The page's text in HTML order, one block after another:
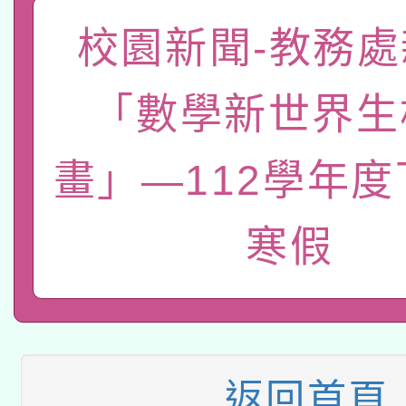
招)
本館辦理115年度閱讀
暨閱讀推動專業研習
科技賦能─人工智慧
礎課程
A3數位素養講師名單
「數位內容與教學軟體
pilot」
有關大陸委員會函釋公
薪期間赴陸應申請許可
轉知經濟部水利署委託
業技術研究院辦理「
用水績優單位及節水達
115年8月22日(星期六
開 智慧啟航」
本校115學年度第2次
校園新聞-教務
「數學新世界
畫」—112學年度
寒假